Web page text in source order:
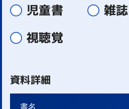
児童書
雑誌
視聴覚
資料詳細